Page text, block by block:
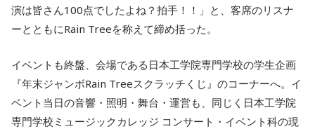
演は皆さん100点でしたよね？拍手！！」と、客席のリスナ
ーとともにRain Treeを称えて締め括った。
イベントも終盤、会場である日本工学院専門学校の学生企画
『年末ジャンボRain Treeスクラッチくじ』のコーナーへ。イ
ベント当日の音響・照明・舞台・運営も、同じく日本工学院
専門学校ミュージックカレッジ コンサート・イベント科の現